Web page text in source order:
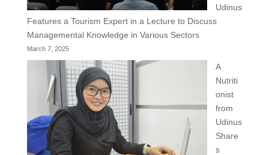
Udinus
Features a Tourism Expert in a Lecture to Discuss
Managemental Knowledge in Various Sectors
March 7, 2025
A
Nutriti
onist
from
Udinus
Share
s